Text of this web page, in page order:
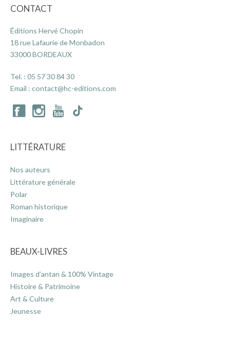
CONTACT
Éditions Hervé Chopin
18 rue Lafaurie de Monbadon
33000 BORDEAUX
Tel. : 05 57 30 84 30
Email : contact@hc-editions.com
LITTÉRATURE
Nos auteurs
Littérature générale
Polar
Roman historique
Imaginaire
BEAUX-LIVRES
Images d’antan & 100% Vintage
Histoire & Patrimoine
Art & Culture
Jeunesse